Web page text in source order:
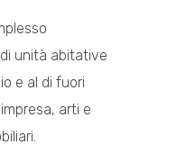
unità abitative
e al di fuori
arti e